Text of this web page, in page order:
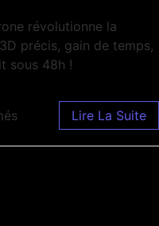
révolutionne la
précis, gain de temps,
sous 48h !
Lire La Suite